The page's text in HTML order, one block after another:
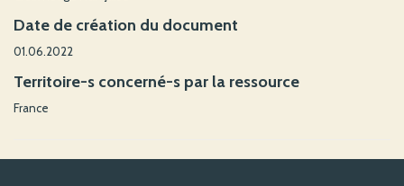
Date de création du document
01.06.2022
Territoire-s concerné-s par la ressource
France